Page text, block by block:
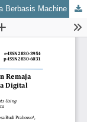
Analisis Kejelasan Tujuan Pendidikan Remaja Berbasis Machine Learning dan Data Digital Psikometrik